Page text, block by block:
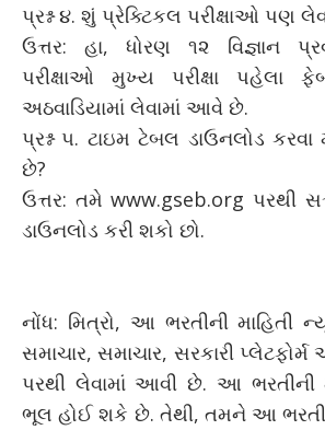
પ્રશ્ન ૪. શું પ્રેક્ટિકલ પરીક્ષાઓ પણ
ઉત્તર: હા, ધોરણ ૧૨ વિજ્ઞાન
પરીક્ષાઓ મુખ્ય પરીક્ષા પહેલા
અઠવાડિયામાં લેવામાં આવે છે.
પ્રશ્ન ૫. ટાઇમ ટેબલ ડાઉનલોડ
છે?
ઉત્તર: તમે www.gseb.org પરથી
ડાઉનલોડ કરી શકો છો.
નોંધ: મિત્રો, આ ભરતીની માહિતી
સમાચાર, સમાચાર, સરકારી
પરથી લેવામાં આવી છે. આ ભરતીની
ભૂલ હોઈ શકે છે. તેથી, તમને આ ભરતી